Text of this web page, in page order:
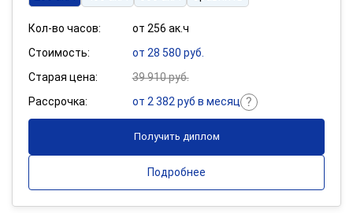
Кол-во часов:
от 256 ак.ч
Стоимость:
от 28 580 руб.
Старая цена:
39 910 руб.
Рассрочка:
от 2 382 руб в месяц
Получить диплом
Подробнее